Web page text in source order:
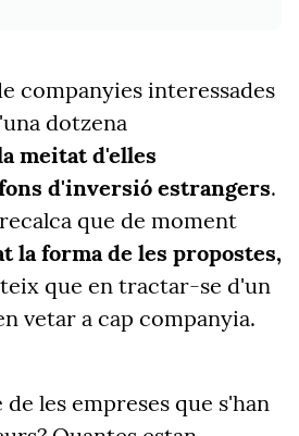
companyies interessades
dotzena
meitat d'elles
d'inversió estrangers.
que de moment
la forma de les propostes,
que en tractar-se d'un
vetar a cap companyia.
les empreses que s'han